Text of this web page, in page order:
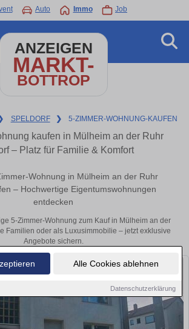
Alle Cookies ablehnen
Datenschutzerklärung
Auto Immo Job
ANZEIGEN
MARKT-
BOTTROP
SPELDORF ❯ 5-ZIMMER-WOHNUNG-KAUFEN
kaufen in Mülheim an der Ruhr
– Platz für Familie & Komfort
Wohnung in Mülheim an der Ruhr
– Hochwertige Eigentumswohnungen
entdecken
5-Zimmer-Wohnung zum Kauf in Mülheim an der
Familien oder als Luxusimmobilie – jetzt exklusive
Angebote sichern.